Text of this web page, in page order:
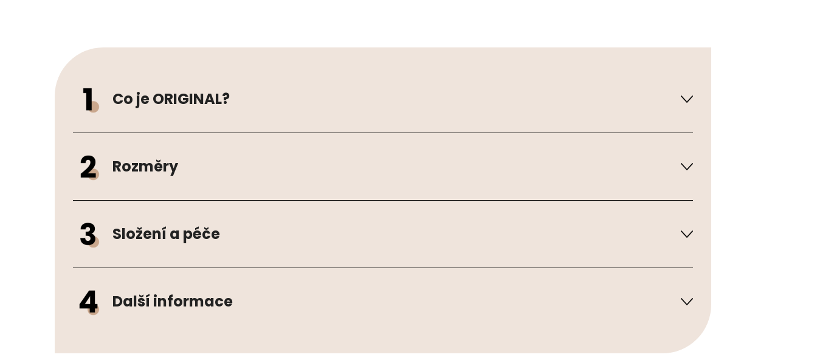
Co je ORIGINAL?
Rozměry
Složení a péče
Další informace